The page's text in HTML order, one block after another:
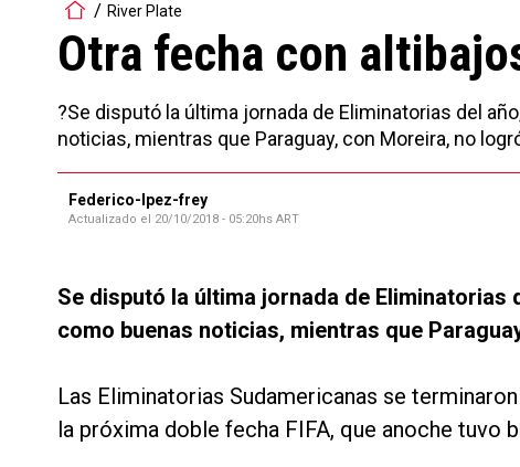
River Plate
Otra fecha con
?Se disputó la última jornada de Eliminatorias del
noticias, mientras que Paraguay, con Moreira, no
Federico-lpez-frey
Actualizado el 20/10/2018 - 05:20hs ART
Se disputó la última jornada de
como buenas noticias, mientras que
Las Eliminatorias Sudamericanas se
la próxima doble fecha FIFA, que anoche tuvo